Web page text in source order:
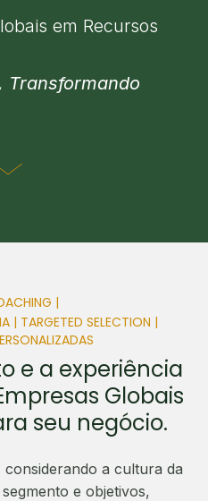
em Recursos
Transformando
|
| TARGETED SELECTION |
e a experiência
Globais
seu negócio.
a cultura da
e objetivos,